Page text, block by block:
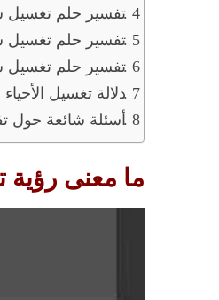
تفسير حلم
تفسير حلم
تفسير حلم
دلالة تغسيل
أسئلة شائعة
ما معنى